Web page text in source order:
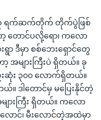
၃ ရက်ဆက်တိုက် တိုက်ပွဲဖြစ်
ာ့ တောင်ပလို့ရော၊ ကလော
ရွာ ဒီမှာ စစ်ဘေးရှောင်တွေ
ာ့ အများကြီးပဲ ရှိတယ်။ ခု
း ၃၀၀ လောက်ရှိတယ်။
။ ဒါတောင်မှ မပြေးနိုင်တဲ့
ားကြီး ရှိတယ်။ ကလော
ောင်၊ မီးလောင်တဲ့အထဲမှာ